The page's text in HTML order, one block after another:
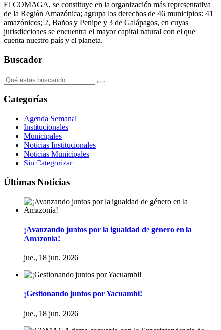
El COMAGA, se constituye en la organización más representativa
de la Región Amazónica; agrupa los derechos de 46 municipios: 41
amazónicos; 2, Baños y Penipe y 3 de Galápagos, en cuyas
jurisdicciones se encuentra el mayor capital natural con el que
cuenta nuestro país y el planeta.
Buscador
Categorías
Agenda Semanal
Institucionales
Municipales
Noticias Institucionales
Noticias Municipales
Sin Categorizar
Últimas Noticias
¡Avanzando juntos por la igualdad de género en la
Amazonía!
jue., 18 jun. 2026
¡Gestionando juntos por Yacuambi!
jue., 18 jun. 2026